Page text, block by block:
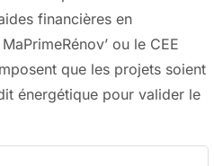
financières en
ou le CEE
que les projets soient
énergétique pour valider le